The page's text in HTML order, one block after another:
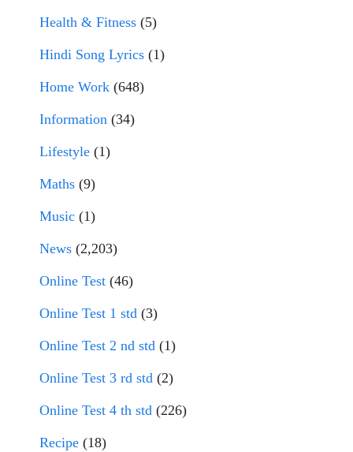
Health & Fitness (5)
Hindi Song Lyrics (1)
Home Work (648)
Information (34)
Lifestyle (1)
Maths (9)
Music (1)
News (2,203)
Online Test (46)
Online Test 1 std (3)
Online Test 2 nd std (1)
Online Test 3 rd std (2)
Online Test 4 th std (226)
Recipe (18)